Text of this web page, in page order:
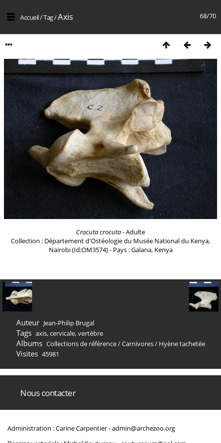
68/70
Accueil/Tag/Axis
Crocuta crocuta- Adulte
Collection : Département d'Ostéologie du Musée National du Kenya,
Nairobi (Id:OM3574) - Pays : Galana, Kenya
Auteur Jean-Philip Brugal
Tags axis,cervicale,vertèbre
Albums Collections de référence/Carnivores/ Hyène tachetée
Visites 45981
Nous contacter
Administration : Carine Carpentier -admin@archezoo.org